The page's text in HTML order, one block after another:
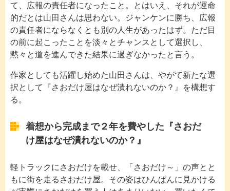
て、広報の責任者になったこと。とはいえ、それが運命
的だとは山田さんは思わない。ジャンケンに勝ち、広報
の責任者にならなくとも別の人生があったはず。ただ目
の前に起こったことを淡々とチャンスとして選択し、
黙々と道を進んできた結果に過ぎなかったと言う。
作家としても活躍し始めた山田さんは、やがて新たな選
択として『さおだけ屋はなぜ潰れないのか？』を構想す
る。
着想から完成まで２年を費やした『さおだ
け屋はなぜ潰れないのか？』
軽トラックにさおだけを載せ、「さおだけ～」の声とと
もに街を走るさおだけ屋。その姿はひんぱんに見かける